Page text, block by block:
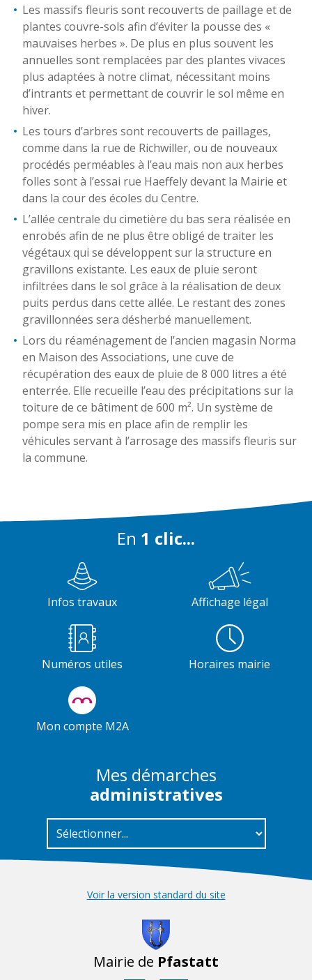
Les massifs fleuris sont recouverts de paillage et de
plantes couvre-sols afin d’éviter la pousse des «
mauvaises herbes ». De plus en plus souvent les
annuelles sont remplacées par des plantes vivaces
plus adaptées à notre climat, nécessitant moins
d’intrants et permettant de couvrir le sol même en
hiver.
Les tours d’arbres sont recouverts de paillages,
comme dans la rue de Richwiller, ou de nouveaux
procédés perméables à l’eau mais non aux herbes
folles sont à l’essai rue Haeffely devant la Mairie et
dans la cour des écoles du Centre.
L’allée centrale du cimetière du bas sera réalisée en
enrobés afin de ne plus être obligé de traiter les
végétaux qui se développent sur la structure en
gravillons existante. Les eaux de pluie seront
infiltrées dans le sol grâce à la réalisation de deux
puits perdus dans cette allée. Le restant des zones
gravillonnées sera désherbé manuellement.
Lors du réaménagement de l’ancien magasin Norma
en Maison des Associations, une cuve de
récupération des eaux de pluie de 8 000 litres a été
enterrée. Elle recueille l’eau des précipitations sur la
toiture de ce bâtiment de 600 m². Un système de
pompe sera mis en place afin de remplir les
véhicules servant à l’arrosage des massifs fleuris sur
la commune.
En 1 clic...
Infos travaux Affichage légal
Numéros utiles Horaires mairie
Mon compte M2A
Mes démarches
administratives
Voir la version standard du site
Mairie de Pfastatt